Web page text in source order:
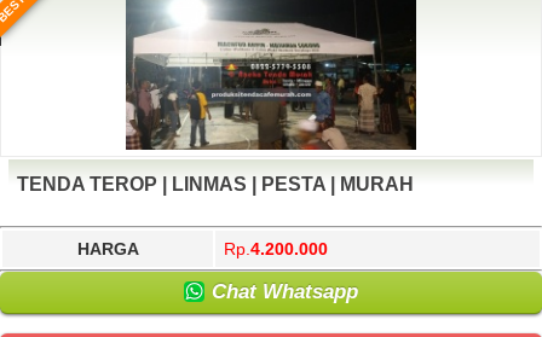
TENDA TEROP | LINMAS | PESTA | MURAH
HARGA Rp. 4.200.000
Chat Whatsapp